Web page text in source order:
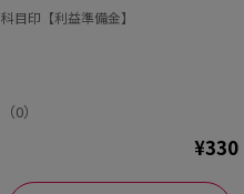
科目印【利益準備金】
（0）
¥330